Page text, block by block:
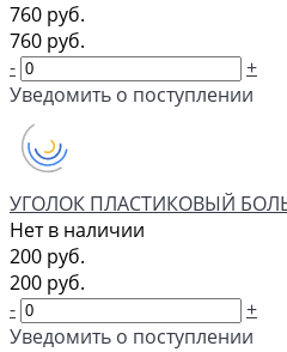
760 руб.
760 руб.
-
+
Уведомить о поступлении
УГОЛОК ПЛАСТИКОВЫЙ
Нет в наличии
200 руб.
200 руб.
-
+
Уведомить о поступлении